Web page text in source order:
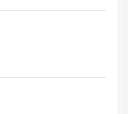
임을 조립합니다.
, 베벨링, 쇼트 블라
역 등의 작업